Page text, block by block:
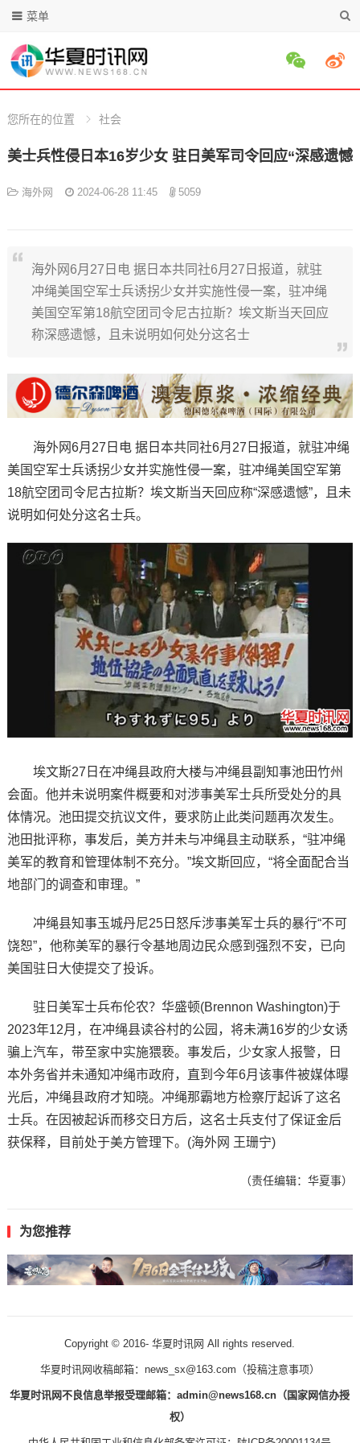
菜单
您所在的位置 社会
美士兵性侵日本16岁少女 驻日美军司令回应“深感遗憾
海外网 2024-06-28 11:45 5059
海外网6月27日电 据日本共同社6月27日报道，就驻
冲绳美国空军士兵诱拐少女并实施性侵一案，驻冲绳
美国空军第18航空团司令尼古拉斯？埃文斯当天回应
称深感遗憾，且未说明如何处分这名士
海外网6月27日电 据日本共同社6月27日报道，就驻冲绳
美国空军士兵诱拐少女并实施性侵一案，驻冲绳美国空军第
18航空团司令尼古拉斯？埃文斯当天回应称“深感遗憾”，且未
说明如何处分这名士兵。
埃文斯27日在冲绳县政府大楼与冲绳县副知事池田竹州
会面。他并未说明案件概要和对涉事美军士兵所受处分的具
体情况。池田提交抗议文件，要求防止此类问题再次发生。
池田批评称，事发后，美方并未与冲绳县主动联系，“驻冲绳
美军的教育和管理体制不充分。”埃文斯回应，“将全面配合当
地部门的调查和审理。”
冲绳县知事玉城丹尼25日怒斥涉事美军士兵的暴行“不可
饶恕”，他称美军的暴行令基地周边民众感到强烈不安，已向
美国驻日大使提交了投诉。
驻日美军士兵布伦农？华盛顿(Brennon Washington)于
2023年12月，在冲绳县读谷村的公园，将未满16岁的少女诱
骗上汽车，带至家中实施猥亵。事发后，少女家人报警，日
本外务省并未通知冲绳市政府，直到今年6月该事件被媒体曝
光后，冲绳县政府才知晓。冲绳那霸地方检察厅起诉了这名
士兵。在因被起诉而移交日方后，这名士兵支付了保证金后
获保释，目前处于美方管理下。(海外网 王珊宁)
（责任编辑：华夏事）
为您推荐
Copyright © 2016- 华夏时讯网 All rights reserved.
华夏时讯网收稿邮箱：news_sx@163.com（投稿注意事项）
华夏时讯网不良信息举报受理邮箱：admin@news168.cn（国家网信办授
权）